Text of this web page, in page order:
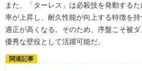
また、「ターレス」は必殺技を発動する
率が上昇し、耐久性能が向上する特徴を
適正が高くなる。そのため、序盤こそ被
優秀な壁役として活躍可能だ。